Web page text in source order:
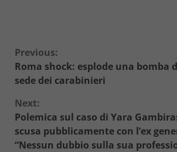
Continue
Reading
Previous:
Roma shock: esplode una bomba
sede dei carabinieri
Next:
Polemica sul caso di Yara
scusa pubblicamente con l’ex
“Nessun dubbio sulla sua